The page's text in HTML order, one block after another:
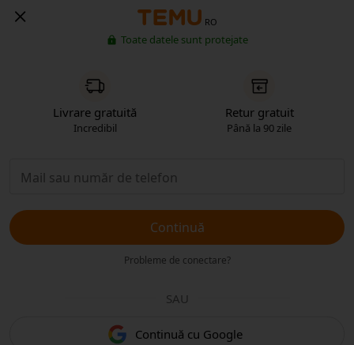
RO
Toate datele sunt protejate
Livrare gratuită
Incredibil
Retur gratuit
Până la 90 zile
Continuă
Probleme de conectare?
SAU
Continuă cu Google